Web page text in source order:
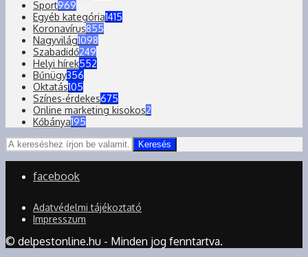
Sport969
Egyéb kategória1415
Koronavírus855
Nagyvilág1098
Szabadidő249
Helyi hírek552
Bűnügy356
Oktatás105
Színes-érdekes675
Online marketing kisokos2
Kőbánya195
Keresés
facebook
Adatvédelmi tájékoztató
Impresszum
© delpestonline.hu - Minden jog fenntartva.